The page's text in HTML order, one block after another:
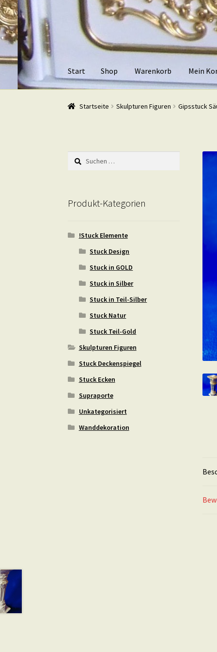
Zur
Navigation
springen
Zum
Inhalt
springen
Start Shop Warenkorb Mein
Start ShopWarenkorb Mein Konto Kasse
Startseite Skulpturen Figuren Gipsstuck
Suchen
nach:
Produkt-Kategorien
!Stuck Elemente
Stuck Design
Stuck in GOLD
Stuck in Silber
Stuck in Teil-Silber
Stuck Natur
Stuck Teil-Gold
Skulpturen Figuren
Stuck Deckenspiegel
Stuck Ecken
Supraporte
Unkategorisiert
Wanddekoration